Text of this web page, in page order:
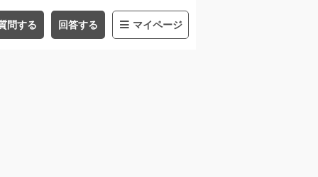
問する 回答する マイページ